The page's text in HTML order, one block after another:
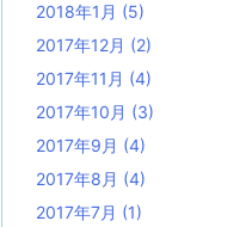
2018年1月 (5)
2017年12月 (2)
2017年11月 (4)
2017年10月 (3)
2017年9月 (4)
2017年8月 (4)
2017年7月 (1)